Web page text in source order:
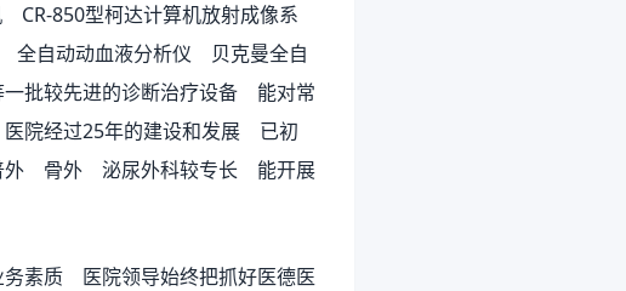
850型柯达计算机放射成像系
自动动血液分析仪 贝克曼全自
批较先进的诊断治疗设备 能对常
经过25年的建设和发展 已初
普外 骨外 泌尿外科较专长 能开展
素质 医院领导始终把抓好医德医